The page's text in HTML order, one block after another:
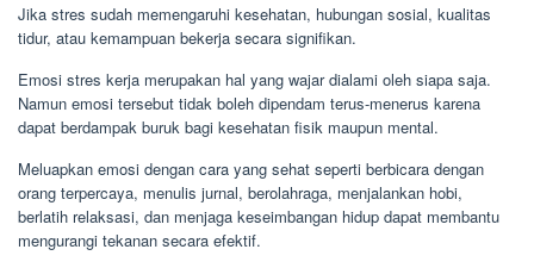
Jika stres sudah memengaruhi kesehatan, hubungan sosial, kualitas
tidur, atau kemampuan bekerja secara signifikan.
Emosi stres kerja merupakan hal yang wajar dialami oleh siapa saja.
Namun emosi tersebut tidak boleh dipendam terus-menerus karena
dapat berdampak buruk bagi kesehatan fisik maupun mental.
Meluapkan emosi dengan cara yang sehat seperti berbicara dengan
orang terpercaya, menulis jurnal, berolahraga, menjalankan hobi,
berlatih relaksasi, dan menjaga keseimbangan hidup dapat membantu
mengurangi tekanan secara efektif.